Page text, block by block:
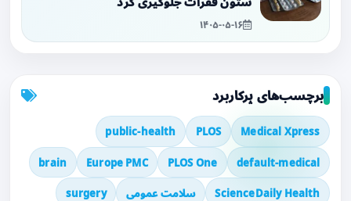
۱۴۰۵-۰۵-۱۶
برچسب‌های پرکاربرد
Medical Xpress
PLOS
public-health
default-medical
PLOS One
Europe PMC
brain
ScienceDaily Health سلامت عمومی surgery